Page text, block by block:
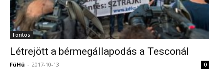
Fontos
Létrejött a bérmegállapodás a Tesconál
FüHü - 2017-10-13 0